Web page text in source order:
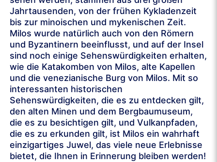
Jahrtausenden, von der frühen Kykladenzeit
bis zur minoischen und mykenischen Zeit.
Milos wurde natürlich auch von den Römern
und Byzantinern beeinflusst, und auf der Insel
sind noch einige Sehenswürdigkeiten erhalten,
wie die Katakomben von Milos, alte Kapellen
und die venezianische Burg von Milos. Mit so
interessanten historischen
Sehenswürdigkeiten, die es zu entdecken gilt,
den alten Minen und dem Bergbaumuseum,
die es zu besichtigen gilt, und Vulkanpfaden,
die es zu erkunden gilt, ist Milos ein wahrhaft
einzigartiges Juwel, das viele neue Erlebnisse
bietet, die Ihnen in Erinnerung bleiben werden!